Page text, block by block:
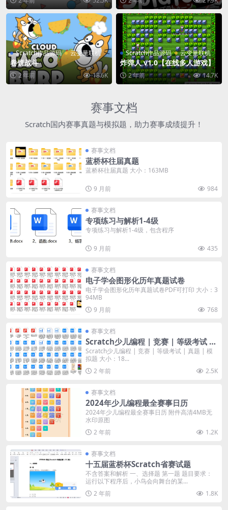
Scratch作品源码 云变量联机
卷饼战斗
2 年前 18.6K
Scratch作品源码 云变量联机
炸弹人 v1.0【在线多人游戏】
2 年前 14.7K
赛事文档
Scratch国内赛事真题与模拟题，助力赛事成绩提升！
赛事文档
蓝桥杯往届真题
蓝桥杯往届真题 大小：163MB
9 月前 984
赛事文档
专项练习与解析1-4级
专项练习与解析1-4级，包含程序
9 月前 435
赛事文档
电子学会图形化历年真题试卷
电子学会图形化历年真题试卷PDF可打印 大小：3
94MB
9 月前
768
赛事文档
Scratch少儿编程 | 竞赛 | 等级考试 |
真题 | 模拟题
Scratch少儿编程 | 竞赛 | 等级考试 | 真题 | 模
拟题 大小：18...
2 年前
2.5K
赛事文档
2024年少儿编程最全赛事日历
2024年少儿编程最全赛事日历 附件高清4MB无
水印原图
2 年前
1.2K
赛事文档
十五届蓝桥杯Scratch省赛试题
不含答案和解析 一、选择题 第一题 题目要求：
运行以下程序后，小鸟会向舞台的某...
2 年前
1.8K